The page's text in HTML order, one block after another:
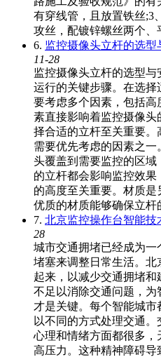
有穿线管，且放置铁丝;3
攻丝，配镀锌螺丝两个、
6. 监控摄像头立杆的选型
11-28
监控摄像头立杆的选型
运行的关键步骤。在选
要考虑多个因素，包括高
素直接影响着监控摄像
择合适的立杆至关重要
需要优先考虑的因素之
头覆盖到需要监控的区
的立杆都会影响监控效
的高度至关重要。材质是
优质的材质能够确保立杆
7. 北京监控操作台智能技
28
城市交通拥堵已经成为一
堵塞来调整日常生活。
起来，以减少交通拥堵
不足以消除交通问题，
才是关键。每个智能城市
以不同的方式处理交通。
心理和情绪方面都很多
高压力。这种精神障碍